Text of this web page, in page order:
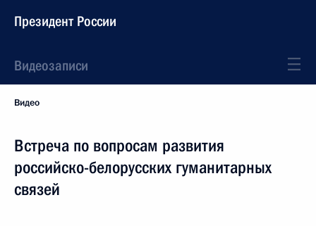
Президент России
Видеозаписи
Видео
Встреча по вопросам развития
российско-белорусских гуманитарных
связей